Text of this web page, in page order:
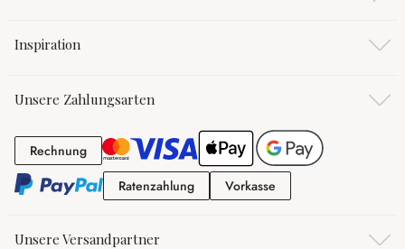
Inspiration
Unsere Zahlungsarten
RechnungRechnung
RatenzahlungRatenzahlung
Vorkasse
Unsere Versandpartner